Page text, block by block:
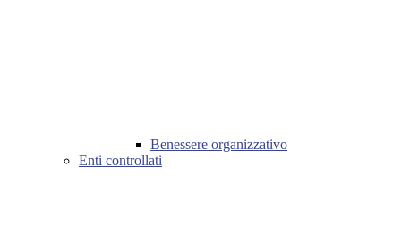
Benessere organizzativo
Enti controllati